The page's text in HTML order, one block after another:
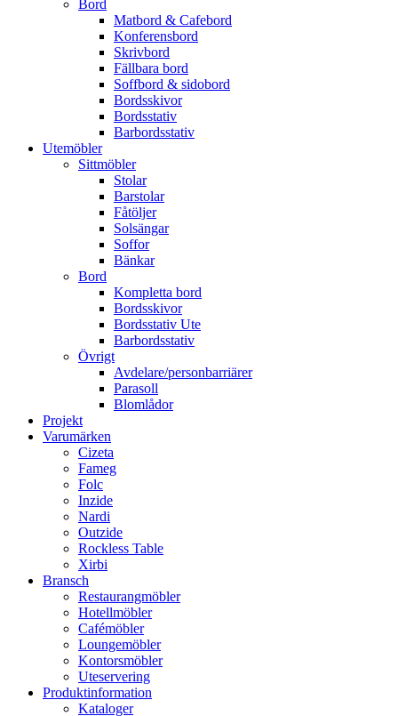
Bord
Matbord & Cafebord
Konferensbord
Skrivbord
Fällbara bord
Soffbord & sidobord
Bordsskivor
Bordsstativ
Barbordsstativ
Utemöbler
Sittmöbler
Stolar
Barstolar
Fåtöljer
Solsängar
Soffor
Bänkar
Bord
Kompletta bord
Bordsskivor
Bordsstativ Ute
Barbordsstativ
Övrigt
Avdelare/personbarriärer
Parasoll
Blomlådor
Projekt
Varumärken
Cizeta
Fameg
Folc
Inzide
Nardi
Outzide
Rockless Table
Xirbi
Bransch
Restaurangmöbler
Hotellmöbler
Cafémöbler
Loungemöbler
Kontorsmöbler
Uteservering
Produktinformation
Kataloger